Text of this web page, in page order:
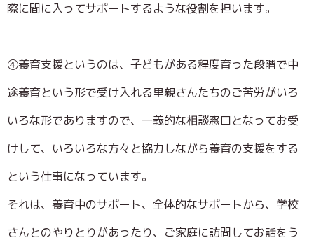
際に間に入ってサポートするような役割を担います。
④養育支援というのは、子どもがある程度育った段階で中
途養育という形で受け入れる里親さんたちのご苦労がいろ
いろな形でありますので、一義的な相談窓口となってお受
けして、いろいろな方々と協力しながら養育の支援をする
という仕事になっています。
それは、養育中のサポート、全体的なサポートから、学校
さんとのやりとりがあったり、ご家庭に訪問してお話をう